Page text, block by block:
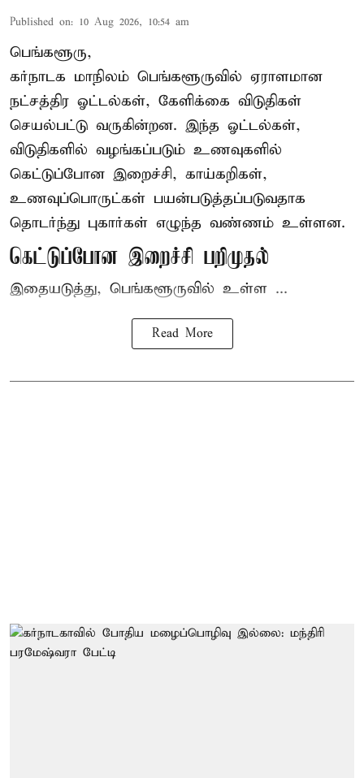
Published on: 10 Aug 2026, 10:54 am
பெங்களூரு,
கர்நாடக மாநிலம் பெங்களூருவில் ஏராளமான
நட்சத்திர ஓட்டல்கள், கேளிக்கை விடுதிகள்
செயல்பட்டு வருகின்றன. இந்த ஓட்டல்கள்,
விடுதிகளில் வழங்கப்படும் உணவுகளில்
கெட்டுப்போன இறைச்சி, காய்கறிகள்,
உணவுப்பொருட்கள் பயன்படுத்தப்படுவதாக
தொடர்ந்து புகார்கள் எழுந்த வண்ணம் உள்ளன.
கெட்டுப்போன இறைச்சி பறிமுதல்
இதையடுத்து, பெங்களூருவில் உள்ள ...
Read More